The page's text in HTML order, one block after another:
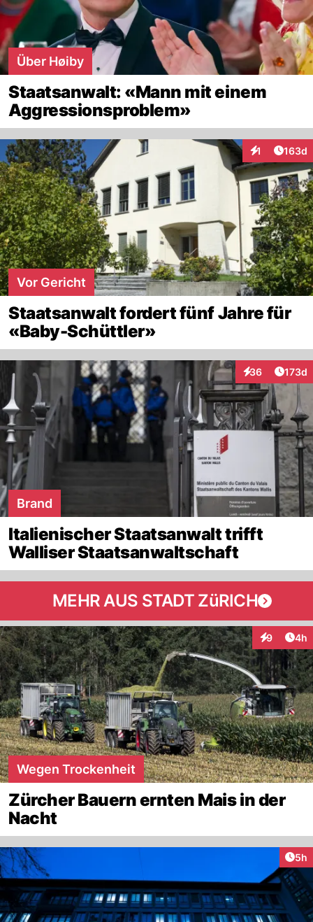
Über Høiby
Staatsanwalt: «Mann mit einem
Aggressionsproblem»
1
Interaktionen
163d
Vor Gericht
Staatsanwalt fordert fünf Jahre für
«Baby-Schüttler»
36
Interaktionen
173d
Brand
Italienischer Staatsanwalt trifft
Walliser Staatsanwaltschaft
MEHR AUS STADT ZüRICH
9 4h
Wegen Trockenheit
Zürcher Bauern ernten Mais in der
Nacht
5h